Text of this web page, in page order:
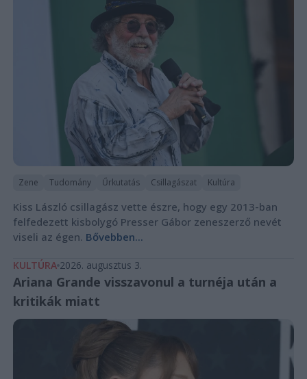
Zene Tudomány Űrkutatás Csillagászat Kultúra
Kiss László csillagász vette észre, hogy egy 2013-ban
felfedezett kisbolygó Presser Gábor zeneszerző nevét
viseli az égen. Bővebben...
KULTÚRA 2026. augusztus 3.
Ariana Grande visszavonul a turnéja után a
kritikák miatt